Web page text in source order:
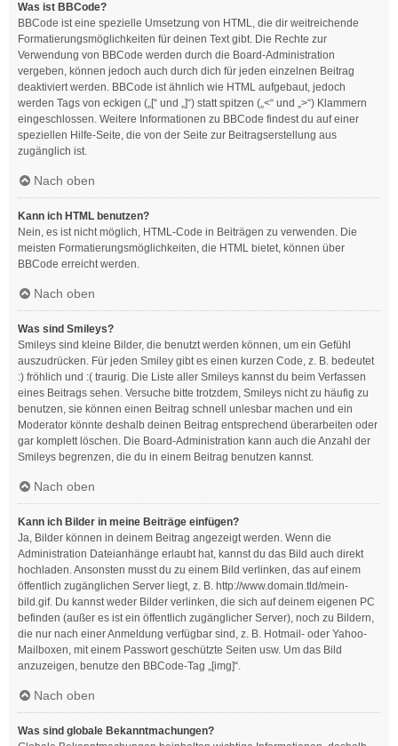
Was ist BBCode?
BBCode ist eine spezielle Umsetzung von HTML, die dir weitreichende
Formatierungsmöglichkeiten für deinen Text gibt. Die Rechte zur
Verwendung von BBCode werden durch die Board-Administration
vergeben, können jedoch auch durch dich für jeden einzelnen Beitrag
deaktiviert werden. BBCode ist ähnlich wie HTML aufgebaut, jedoch
werden Tags von eckigen („[“ und „]“) statt spitzen („<“ und „>“) Klammern
eingeschlossen. Weitere Informationen zu BBCode findest du auf einer
speziellen Hilfe-Seite, die von der Seite zur Beitragserstellung aus
zugänglich ist.
Nach oben
Kann ich HTML benutzen?
Nein, es ist nicht möglich, HTML-Code in Beiträgen zu verwenden. Die
meisten Formatierungsmöglichkeiten, die HTML bietet, können über
BBCode erreicht werden.
Nach oben
Was sind Smileys?
Smileys sind kleine Bilder, die benutzt werden können, um ein Gefühl
auszudrücken. Für jeden Smiley gibt es einen kurzen Code, z. B. bedeutet
:) fröhlich und :( traurig. Die Liste aller Smileys kannst du beim Verfassen
eines Beitrags sehen. Versuche bitte trotzdem, Smileys nicht zu häufig zu
benutzen, sie können einen Beitrag schnell unlesbar machen und ein
Moderator könnte deshalb deinen Beitrag entsprechend überarbeiten oder
gar komplett löschen. Die Board-Administration kann auch die Anzahl der
Smileys begrenzen, die du in einem Beitrag benutzen kannst.
Nach oben
Kann ich Bilder in meine Beiträge einfügen?
Ja, Bilder können in deinem Beitrag angezeigt werden. Wenn die
Administration Dateianhänge erlaubt hat, kannst du das Bild auch direkt
hochladen. Ansonsten musst du zu einem Bild verlinken, das auf einem
öffentlich zugänglichen Server liegt, z. B. http://www.domain.tld/mein-
bild.gif. Du kannst weder Bilder verlinken, die sich auf deinem eigenen PC
befinden (außer es ist ein öffentlich zugänglicher Server), noch zu Bildern,
die nur nach einer Anmeldung verfügbar sind, z. B. Hotmail- oder Yahoo-
Mailboxen, mit einem Passwort geschützte Seiten usw. Um das Bild
anzuzeigen, benutze den BBCode-Tag „[img]“.
Nach oben
Was sind globale Bekanntmachungen?